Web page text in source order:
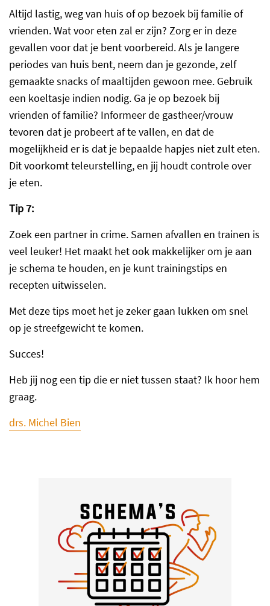
Altijd lastig, weg van huis of op bezoek bij familie of
vrienden. Wat voor eten zal er zijn? Zorg er in deze
gevallen voor dat je bent voorbereid. Als je langere
periodes van huis bent, neem dan je gezonde, zelf
gemaakte snacks of maaltijden gewoon mee. Gebruik
een koeltasje indien nodig. Ga je op bezoek bij
vrienden of familie? Informeer de gastheer/vrouw
tevoren dat je probeert af te vallen, en dat de
mogelijkheid er is dat je bepaalde hapjes niet zult eten.
Dit voorkomt teleurstelling, en jij houdt controle over
je eten.
Tip 7:
Zoek een partner in crime. Samen afvallen en trainen is
veel leuker! Het maakt het ook makkelijker om je aan
je schema te houden, en je kunt trainingstips en
recepten uitwisselen.
Met deze tips moet het je zeker gaan lukken om snel
op je streefgewicht te komen.
Succes!
Heb jij nog een tip die er niet tussen staat? Ik hoor hem
graag.
drs. Michel Bien